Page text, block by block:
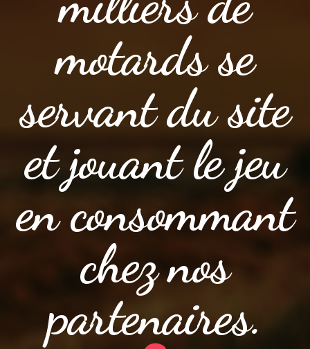
motards se
servant du site
et jouant le jeu
en consommant
chez nos
partenaires.